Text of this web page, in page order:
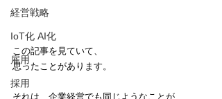
経営戦略
IoT化 AI化
雇用
採用
この記事を見ていて、
思ったことがあります。
それは、企業経営でも同じようなことが